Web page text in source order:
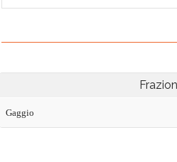
Gaggio